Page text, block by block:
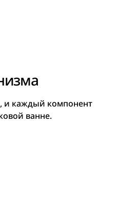
и каждый компонент
ванне.